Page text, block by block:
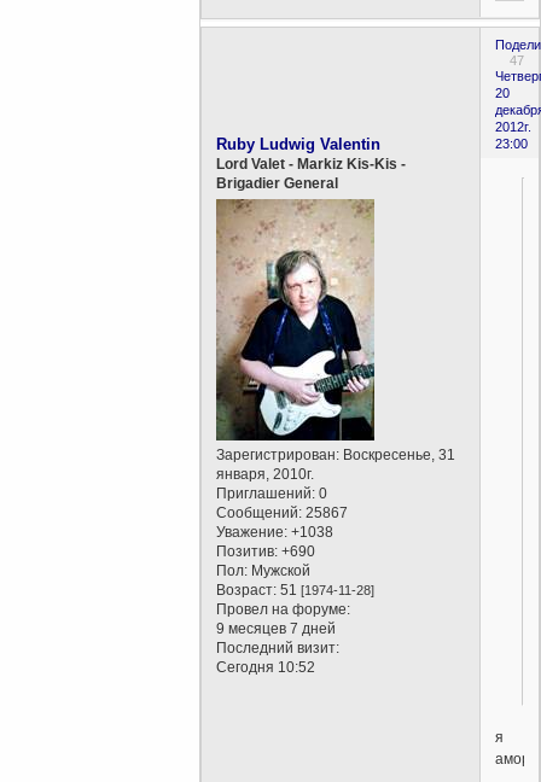
47
20
2012г.
23:00
Ruby Ludwig Valentin
Lord Valet - Markiz Kis-Kis -
Brigadier General
Зарегистрирован: Воскресенье, 31
января, 2010г.
Приглашений: 0
Сообщений: 25867
Уважение: +1038
Позитив: +690
Пол: Мужской
Возраст: 51[1974-11-28]
Провел на форуме:
9 месяцев 7 дней
Последний визит:
Сегодня 10:52
я